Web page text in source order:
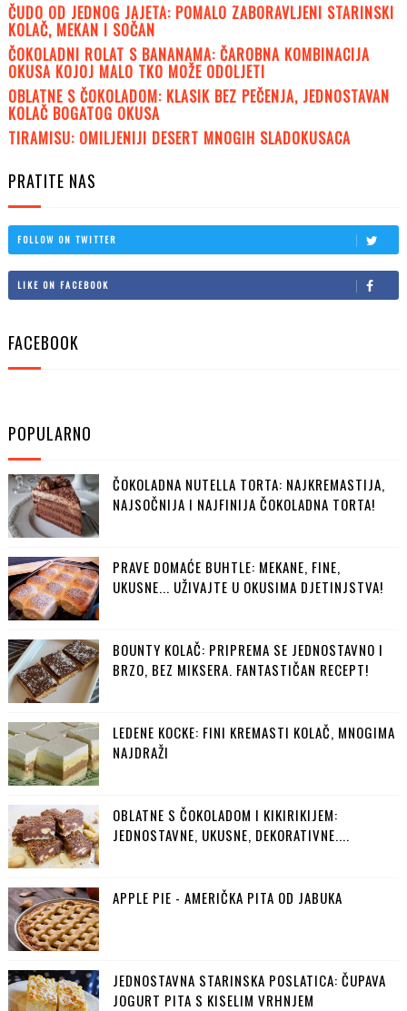
ČUDO OD JEDNOG JAJETA: POMALO ZABORAVLJENI STARINSKI
KOLAČ, MEKAN I SOČAN
ČOKOLADNI ROLAT S BANANAMA: ČAROBNA KOMBINACIJA
OKUSA KOJOJ MALO TKO MOŽE ODOLJETI
OBLATNE S ČOKOLADOM: KLASIK BEZ PEČENJA, JEDNOSTAVAN
KOLAČ BOGATOG OKUSA
TIRAMISU: OMILJENIJI DESERT MNOGIH SLADOKUSACA
PRATITE NAS
FOLLOW ON TWITTER
LIKE ON FACEBOOK
FACEBOOK
POPULARNO
ČOKOLADNA NUTELLA TORTA: NAJKREMASTIJA,
NAJSOČNIJA I NAJFINIJA ČOKOLADNA TORTA!
PRAVE DOMAĆE BUHTLE: MEKANE, FINE,
UKUSNE... UŽIVAJTE U OKUSIMA DJETINJSTVA!
BOUNTY KOLAČ: PRIPREMA SE JEDNOSTAVNO I
BRZO, BEZ MIKSERA. FANTASTIČAN RECEPT!
LEDENE KOCKE: FINI KREMASTI KOLAČ, MNOGIMA
NAJDRAŽI
OBLATNE S ČOKOLADOM I KIKIRIKIJEM:
JEDNOSTAVNE, UKUSNE, DEKORATIVNE....
APPLE PIE - AMERIČKA PITA OD JABUKA
JEDNOSTAVNA STARINSKA POSLATICA: ČUPAVA
JOGURT PITA S KISELIM VRHNJEM